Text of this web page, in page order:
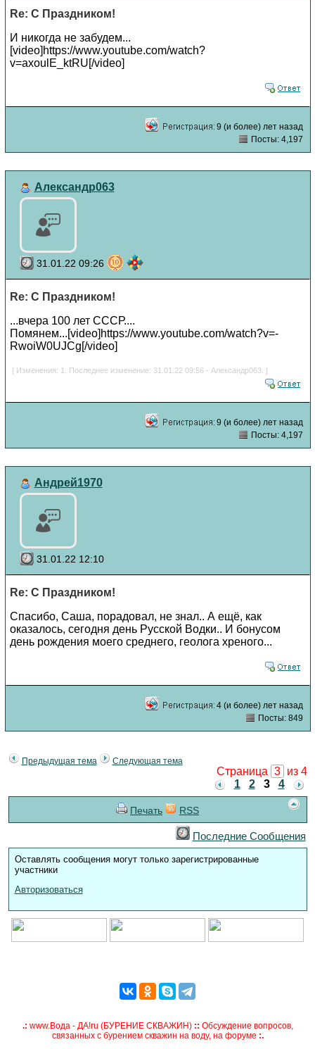
Re: С Праздником!
И никогда не забудем...
[video]https://www.youtube.com/watch?
v=axoulE_ktRU[/video]
9 (и более) лет назад
Посты: 4,197
Александр063
31.01.22 09:26
Re: С Праздником!
...вчера 100 лет СССР....
Помянем...[video]https://www.youtube.com/watch?v=-
RwoiW0UJCg[/video]
[ Изменения: 1. Последнее изменение: 31.01.22 09:56 - Александр063. ]
9 (и более) лет назад
Посты: 4,197
Андрей1970
31.01.22 12:10
Re: С Праздником!
Спасибо, Саша, порадовал, не знал.. А ещё, как
оказалось, сегодня день Русской Водки.. И бонусом
день рождения моего среднего, геолога хреного...
4 (и более) лет назад
Посты: 849
Предыдущая тема Следующая тема
Страница 3 из 4
1
2 3 4
Печать RSS
Последние Сообщения
Оставлять сообщения могут только зарегистрированные
участники
Авторизоваться
.: www.Вода - ДА!ru (БУРЕНИЕ СКВАЖИН) :: Обсуждение вопросов,
связанных с бурением скважин на воду, на форуме :.